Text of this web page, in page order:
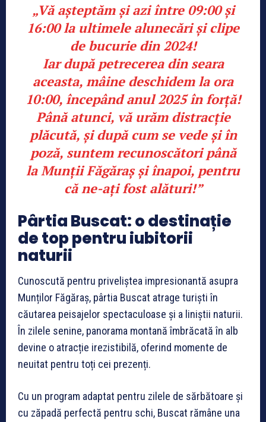
„Vă așteptăm și azi între 09:00 și
16:00 la ultimele alunecări și clipe
de bucurie din 2024!
Iar după petrecerea din seara
aceasta, mâine deschidem la ora
10:00, începând anul 2025 în forță!
Până atunci, vă urăm distracție
plăcută, și după cum se vede și în
poză, suntem recunoscători până
la Munții Făgăraș și înapoi, pentru
că ne-ați fost alături!”
Pârtia Buscat: o destinație
de top pentru iubitorii
naturii
Cunoscută pentru priveliștea impresionantă asupra
Munților Făgăraș, pârtia Buscat atrage turiști în
căutarea peisajelor spectaculoase și a liniștii naturii.
În zilele senine, panorama montană îmbrăcată în alb
devine o atracție irezistibilă, oferind momente de
neuitat pentru toți cei prezenți.
Cu un program adaptat pentru zilele de sărbătoare și
cu zăpadă perfectă pentru schi, Buscat rămâne una